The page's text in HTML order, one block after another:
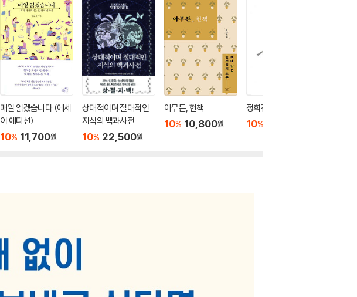
매일 읽겠습니다 (에세
이 에디션)
10% 11,700원
상대적이며 절대적인
지식의 백과사전
10% 22,500원
아무튼, 헌책
10% 10,800원
정희진처럼 읽기
10%